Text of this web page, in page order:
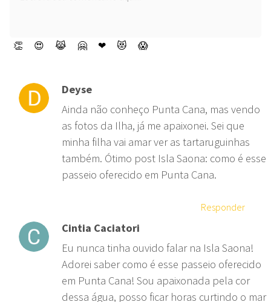
👏 😍 😹 🤗 ❤ 😻 😱
Deyse
Ainda não conheço Punta Cana, mas vendo
as fotos da Ilha, já me apaixonei. Sei que
minha filha vai amar ver as tartaruguinhas
também. Ótimo post Isla Saona: como é esse
passeio oferecido em Punta Cana.
Responder
Cintia Caciatori
Eu nunca tinha ouvido falar na Isla Saona!
Adorei saber como é esse passeio oferecido
em Punta Cana! Sou apaixonada pela cor
dessa água, posso ficar horas curtindo o mar